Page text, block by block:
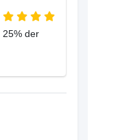
25% der